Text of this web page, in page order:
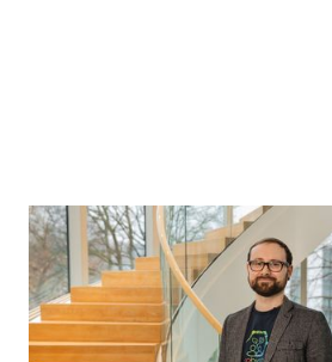
Cobiom
Community-basierte Open
Unternehmen eine End-to-End